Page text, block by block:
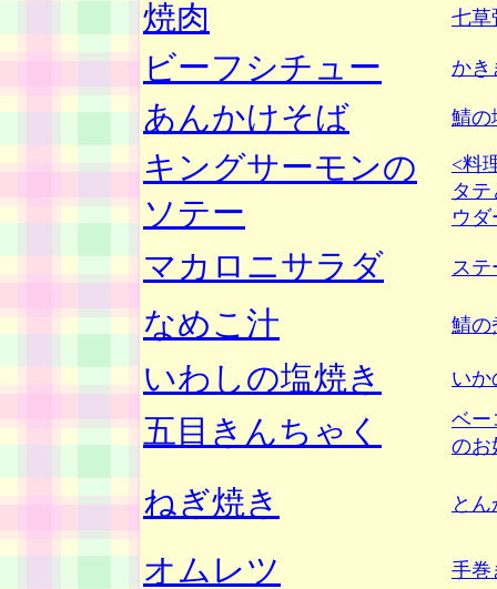
焼肉 七草
ビーフシチュー かき
あんかけそば 鯖の
キングサーモンの
ソテー
<料
タ
ウダ
マカロニサラダ ステ
なめこ汁 鯖の
いわしの塩焼き いか
五目きんちゃく
ベー
のお
ねぎ焼き と
オムレツ 手巻